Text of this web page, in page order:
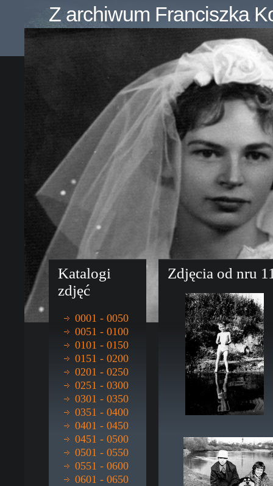
Z archiwum Franciszka
Katalogi
zdjęć
0001 - 0050
0051 - 0100
0101 - 0150
0151 - 0200
0201 - 0250
0251 - 0300
0301 - 0350
0351 - 0400
0401 - 0450
0451 - 0500
0501 - 0550
0551 - 0600
0601 - 0650
Zdjęcia od nru